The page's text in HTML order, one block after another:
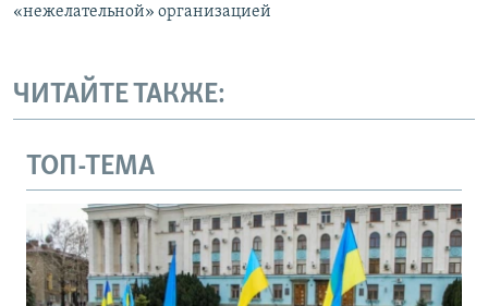
«нежелательной» организацией
ЧИТАЙТЕ ТАКЖЕ:
ТОП-ТЕМА